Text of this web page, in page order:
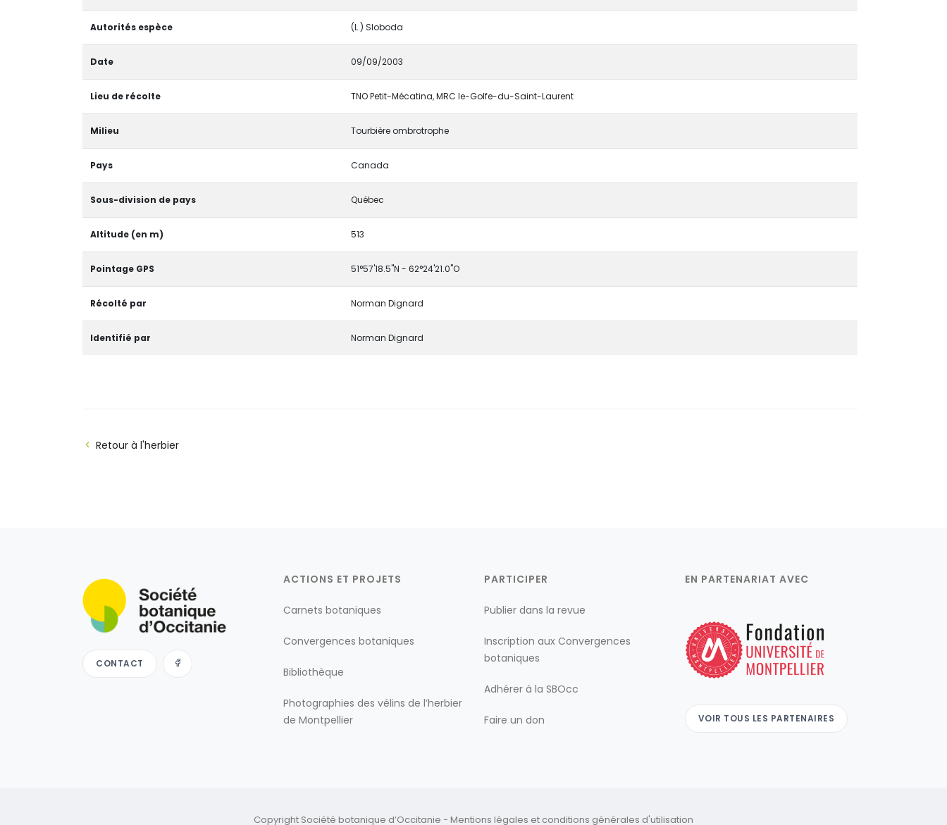
Autorités espèce (L.) Sloboda
Date 09/09/2003
Lieu de récolte TNO Petit-Mécatina, MRC le-Golfe-du-Saint-Laurent
Milieu Tourbière ombrotrophe
Pays Canada
Sous-division de pays Québec
Altitude (en m) 513
Pointage GPS 51°57'18.5''N - 62°24'21.0''O
Récolté par Norman Dignard
Identifié par Norman Dignard
Retour à l'herbier
CONTACT
ACTIONS ET PROJETS
Carnets botaniques
Convergences botaniques
Bibliothèque
Photographies des vélins de l’herbier
de Montpellier
PARTICIPER
Publier dans la revue
Inscription aux Convergences
botaniques
Adhérer à la SBOcc
Faire un don
EN PARTENARIAT AVEC
VOIR TOUS LES PARTENAIRES
Copyright Société botanique d’Occitanie - Mentions légales et conditions générales d'utilisation